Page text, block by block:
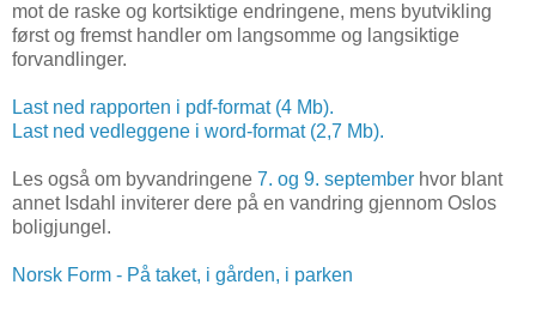
mot de raske og kortsiktige endringene, mens byutvikling
først og fremst handler om langsomme og langsiktige
forvandlinger.
Last ned rapporten i pdf-format (4 Mb).
Last ned vedleggene i word-format (2,7 Mb).
Les også om byvandringene 7. og 9. september hvor blant
annet Isdahl inviterer dere på en vandring gjennom Oslos
boligjungel.
Norsk Form - På taket, i gården, i parken